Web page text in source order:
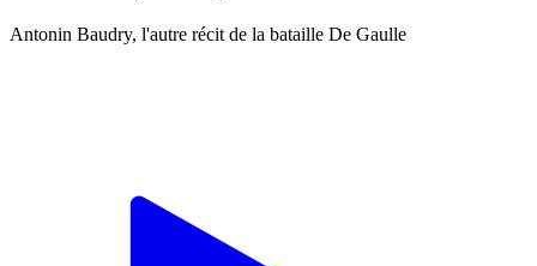
Antonin Baudry, l'autre récit de la bataille De Gaulle